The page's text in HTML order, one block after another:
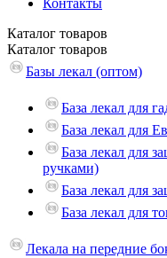
Контакты
Каталог товаров
Каталог товаров
Базы лекал (оптом)
База лекал для
База лекал для
База лекал для
ручками)
База лекал для
База лекал для
Лекала на передние